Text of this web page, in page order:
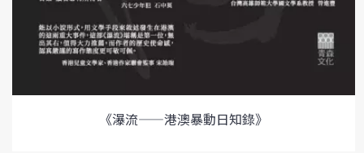
《瀑流——港澳暴動日知錄》